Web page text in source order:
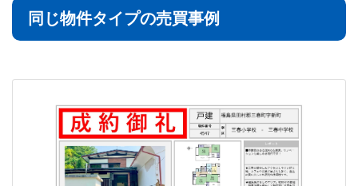
同じ物件タイプの売買事例